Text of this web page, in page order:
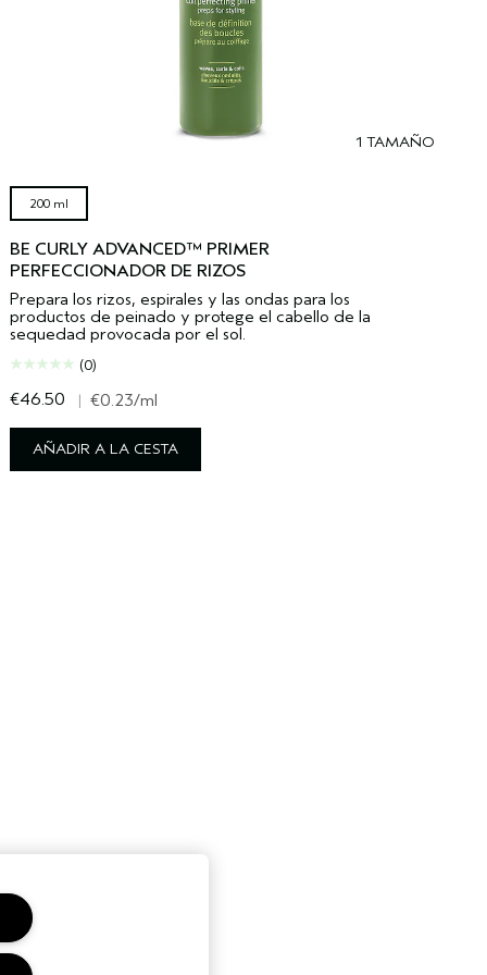
1 TAMAÑO
200 ml
BE CURLY ADVANCED™ PRIMER
PERFECCIONADOR DE RIZOS
Prepara los rizos, espirales y las ondas para los
productos de peinado y protege el cabello de la
sequedad provocada por el sol.
(0)
€46.50 | €0.23/ml
AÑADIR A LA CESTA